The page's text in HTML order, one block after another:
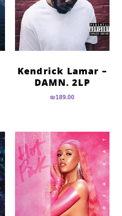
Kendrick Lamar –
DAMN. 2LP
₪189.00